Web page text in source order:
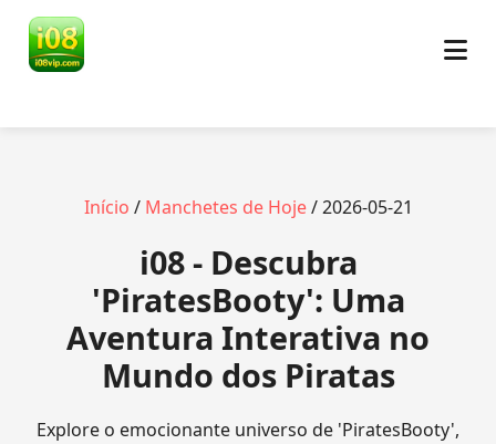
Início / Manchetes de Hoje/ 2026-05-21
i08 - Descubra
'PiratesBooty': Uma
Aventura Interativa no
Mundo dos Piratas
Explore o emocionante universo de 'PiratesBooty',